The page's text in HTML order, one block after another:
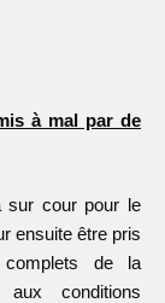
à mal par de
sur cour pour le
ensuite être pris
de la
conditions